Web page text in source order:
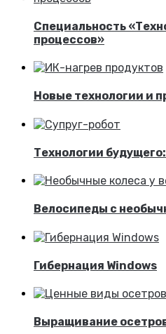
Специальность
процессов»
Новые технологии и
Технологии
Велосипеды с
Гибернация Windows
Выращивание